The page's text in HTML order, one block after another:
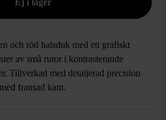
och röd halsduk med ett grafiskt
av små rutor i kontrasterande
Tillverkad med detaljerad precision
fransad kant.